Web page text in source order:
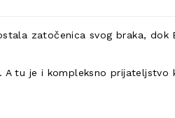
zatočenica svog braka, dok
tu je i kompleksno prijateljstvo